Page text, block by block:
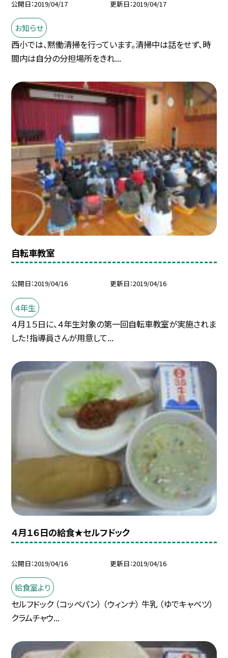
公開日 2019/04/17 更新日 2019/04/17
お知らせ
西小では、黙働清掃を行っています。清掃中は話をせず、時
間内は自分の分担場所をきれ...
自転車教室
公開日 2019/04/16 更新日 2019/04/16
４年生
４月１５日に、４年生対象の第一回自転車教室が実施されま
した！指導員さんが用意して...
４月１６日の給食★セルフドック
公開日 2019/04/16 更新日 2019/04/16
給食室より
セルフドック （コッペパン） （ウィンナ） 牛乳 （ゆでキャベツ）
クラムチャウ...